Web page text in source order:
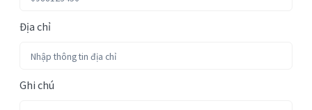
Địa chỉ
Ghi chú